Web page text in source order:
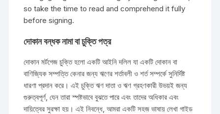
so take the time to read and comprehend it fully
before signing.
দোকান বন্ধক নামা বা চুক্তি পত্র
দোকান মর্টগেজ চুক্তি হলো একটি আইনি দলিল যা একটি দোকান বা
বাণিজ্যিক সম্পত্তি কেনার জন্য ঋণের শর্তাবলী ও শর্ত সম্পর্কে সুনির্দিষ্ট
ধারণা প্রদান করে। এই চুক্তি ঋণ দাতা ও ঋণ গ্রহণকারী উভয়ই জন্য
গুরুত্বপূর্ণ, যেন তারা স্পষ্টভাবে বুঝতে পারে এবং তাদের অধিকার এবং
দায়িত্বের সুরক্ষা হয়। এই নিবন্ধে, আমরা একটি সহজ ভাষায় লেখা গাইড